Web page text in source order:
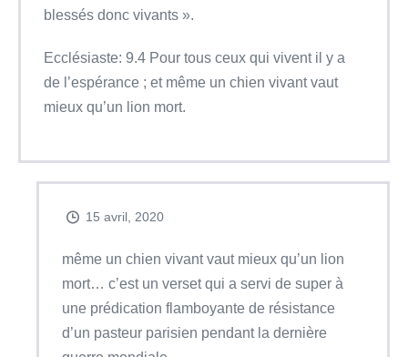
blessés donc vivants ».
Ecclésiaste: 9.4 Pour tous ceux qui vivent il y a
de l’espérance ; et même un chien vivant vaut
mieux qu’un lion mort.
15 avril, 2020
même un chien vivant vaut mieux qu’un lion
mort… c’est un verset qui a servi de super à
une prédication flamboyante de résistance
d’un pasteur parisien pendant la dernière